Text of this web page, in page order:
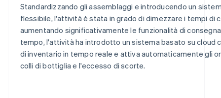
Standardizzando gli assemblaggi e introducendo un
flessibile, l'attività è stata in grado di dimezzare i tempi di
aumentando significativamente le funzionalità di
tempo, l'attività ha introdotto un sistema basato su cloud
di inventario in tempo reale e attiva automaticamente gli
colli di bottiglia e l'eccesso di scorte.